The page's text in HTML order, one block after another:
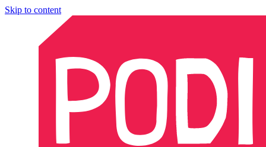
Skip to content